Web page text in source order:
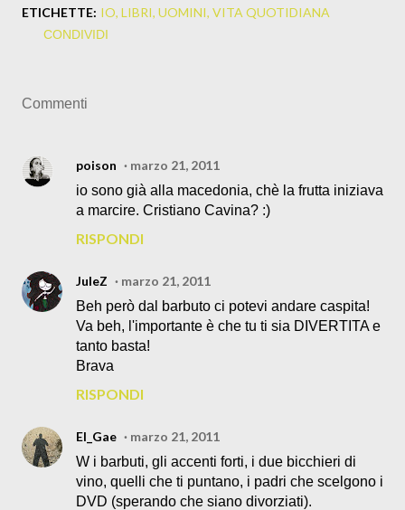
ETICHETTE: IO LIBRI UOMINI VITA QUOTIDIANA
CONDIVIDI
Commenti
poison
marzo 21, 2011
io sono già alla macedonia, chè la frutta iniziava
a marcire. Cristiano Cavina? :)
RISPONDI
JuleZ
marzo 21, 2011
Beh però dal barbuto ci potevi andare caspita!
Va beh, l'importante è che tu ti sia DIVERTITA e
tanto basta!
Brava
RISPONDI
El_Gae
marzo 21, 2011
W i barbuti, gli accenti forti, i due bicchieri di
vino, quelli che ti puntano, i padri che scelgono i
DVD (sperando che siano divorziati).